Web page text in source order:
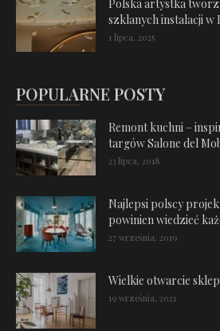
Polska artystka
szklanych instalacji w
1 lipca, 2025
POPULARNE POSTY
Remont kuchni –
targów Salone del
23 lipca, 2018
Najlepsi polscy
powinien wiedzieć
27 września, 2019
Wielkie otwarcie
19 września, 2021